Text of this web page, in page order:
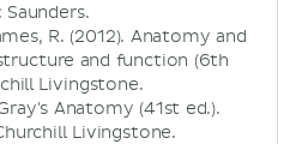
Saunders.
R. (2012). Anatomy and
and function (6th
Livingstone.
Anatomy (41st ed.).
Livingstone.